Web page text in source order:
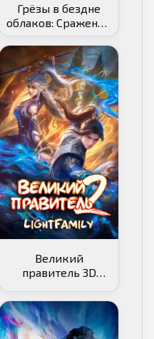
Грёзы в бездне
облаков: Сражение
с Подземным
миром
Великий
правитель 3D